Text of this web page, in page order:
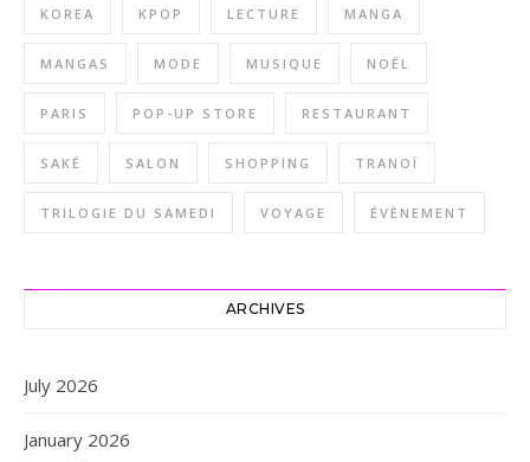
KOREA KPOP LECTURE MANGA
MANGAS MODE MUSIQUE NOËL
PARIS POP-UP STORE RESTAURANT
SAKÉ SALON SHOPPING TRANOÏ
TRILOGIE DU SAMEDI VOYAGE ÉVÈNEMENT
ARCHIVES
July 2026
January 2026